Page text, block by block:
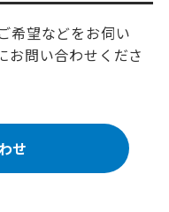
希望などをお伺い
お問い合わせくださ
せ